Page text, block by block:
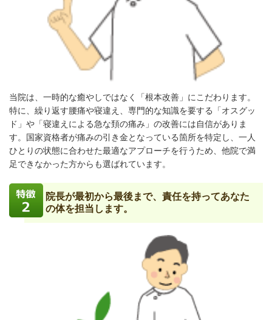
当院は、一時的な癒やしではなく「根本改善」にこだわります。
特に、繰り返す腰痛や寝違え、専門的な知識を要する「オスグッ
ド」や「寝違えによる急な頚の痛み」の改善には自信がありま
す。国家資格者が痛みの引き金となっている箇所を特定し、一人
ひとりの状態に合わせた最適なアプローチを行うため、他院で満
足できなかった方からも選ばれています。
院長が最初から最後まで、責任を持ってあなた
の体を担当します。